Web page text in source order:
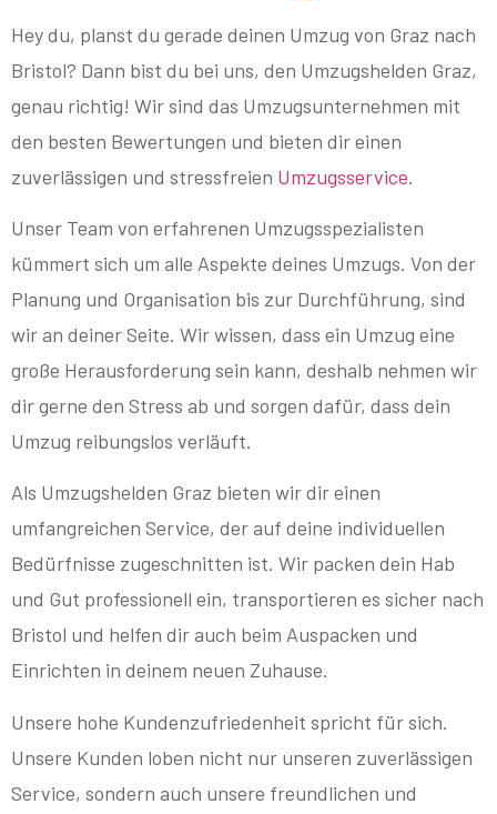
Hey du, planst du gerade deinen Umzug von Graz nach
Bristol? Dann bist du bei uns, den Umzugshelden Graz,
genau richtig! Wir sind das Umzugsunternehmen mit
den besten Bewertungen und bieten dir einen
zuverlässigen und stressfreien Umzugsservice.
Unser Team von erfahrenen Umzugsspezialisten
kümmert sich um alle Aspekte deines Umzugs. Von der
Planung und Organisation bis zur Durchführung, sind
wir an deiner Seite. Wir wissen, dass ein Umzug eine
große Herausforderung sein kann, deshalb nehmen wir
dir gerne den Stress ab und sorgen dafür, dass dein
Umzug reibungslos verläuft.
Als Umzugshelden Graz bieten wir dir einen
umfangreichen Service, der auf deine individuellen
Bedürfnisse zugeschnitten ist. Wir packen dein Hab
und Gut professionell ein, transportieren es sicher nach
Bristol und helfen dir auch beim Auspacken und
Einrichten in deinem neuen Zuhause.
Unsere hohe Kundenzufriedenheit spricht für sich.
Unsere Kunden loben nicht nur unseren zuverlässigen
Service, sondern auch unsere freundlichen und